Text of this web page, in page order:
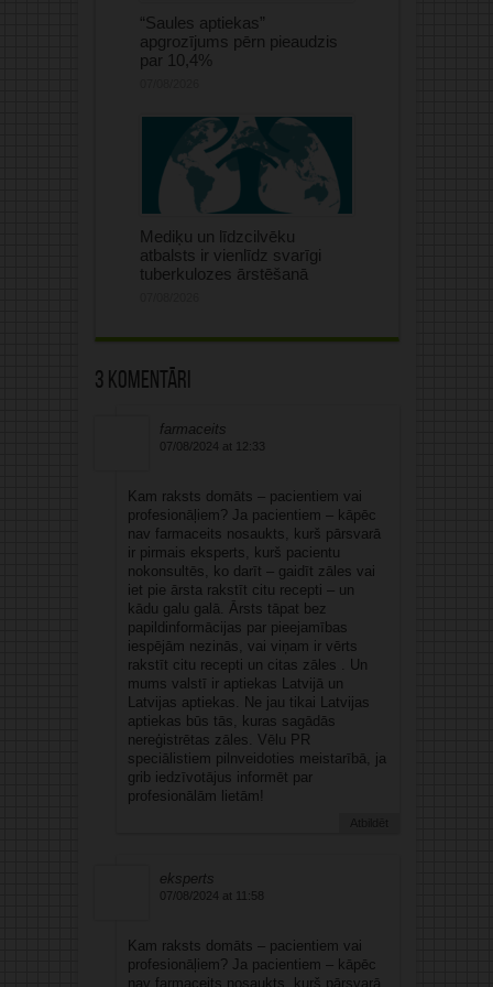
“Saules aptiekas”
apgrozījums pērn pieaudzis
par 10,4%
Mediķu un līdzcilvēku
atbalsts ir vienlīdz svarīgi
tuberkulozes ārstēšanā
3 komentāri
farmaceits
07/08/2024 at 12:33
Kam raksts domāts – pacientiem vai
profesionāļiem? Ja pacientiem – kāpēc
nav farmaceits nosaukts, kurš pārsvarā
ir pirmais eksperts, kurš pacientu
nokonsultēs, ko darīt – gaidīt zāles vai
iet pie ārsta rakstīt citu recepti – un
kādu galu galā. Ārsts tāpat bez
papildinformācijas par pieejamības
iespējām nezinās, vai viņam ir vērts
rakstīt citu recepti un citas zāles . Un
mums valstī ir aptiekas Latvijā un
Latvijas aptiekas. Ne jau tikai Latvijas
aptiekas būs tās, kuras sagādās
nereģistrētas zāles. Vēlu PR
speciālistiem pilnveidoties meistarībā, ja
grib iedzīvotājus informēt par
profesionālām lietām!
Atbildēt
eksperts
07/08/2024 at 11:58
Kam raksts domāts – pacientiem vai
profesionāļiem? Ja pacientiem – kāpēc
nav farmaceits nosaukts, kurš pārsvarā